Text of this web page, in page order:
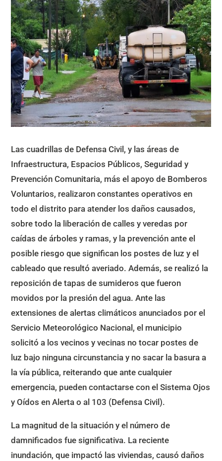
Las cuadrillas de Defensa Civil, y las áreas de
Infraestructura, Espacios Públicos, Seguridad y
Prevención Comunitaria, más el apoyo de Bomberos
Voluntarios, realizaron constantes operativos en
todo el distrito para atender los daños causados,
sobre todo la liberación de calles y veredas por
caídas de árboles y ramas, y la prevención ante el
posible riesgo que significan los postes de luz y el
cableado que resultó averiado. Además, se realizó la
reposición de tapas de sumideros que fueron
movidos por la presión del agua. Ante las
extensiones de alertas climáticos anunciados por el
Servicio Meteorológico Nacional, el municipio
solicitó a los vecinos y vecinas no tocar postes de
luz bajo ninguna circunstancia y no sacar la basura a
la vía pública, reiterando que ante cualquier
emergencia, pueden contactarse con el Sistema Ojos
y Oídos en Alerta o al 103 (Defensa Civil).
La magnitud de la situación y el número de
damnificados fue significativa. La reciente
inundación, que impactó las viviendas, causó daños